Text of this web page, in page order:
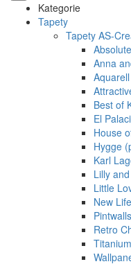
Kategorie
Tapety
Tapety AS-
Anna
Best of
El
House
Hygge
Karl
Lilly
Little
New
Retro